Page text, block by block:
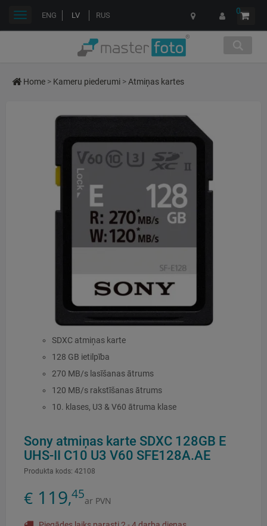
ENG LV RUS 0
Toggle
Home > Kameru piederumi >Atmiņas kartes
SDXC atmiņas karte
128 GB ietilpība
270 MB/s lasīšanas ātrums
120 MB/s rakstīšanas ātrums
10. klases, U3 & V60 ātruma klase
Sony atmiņas karte SDXC 128GB E
UHS-II C10 U3 V60 SFE128A.AE
Produkta kods: 42108
€ 119,45ar PVN